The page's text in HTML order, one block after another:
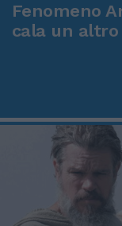
Fenomeno
cala un altro